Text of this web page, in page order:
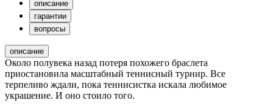
описание
гарантии
вопросы
описание
Около полувека назад потеря похожего браслета
приостановила масштабный теннисный турнир. Все
терпеливо ждали, пока теннисистка искала любимое
украшение. И оно стоило того.